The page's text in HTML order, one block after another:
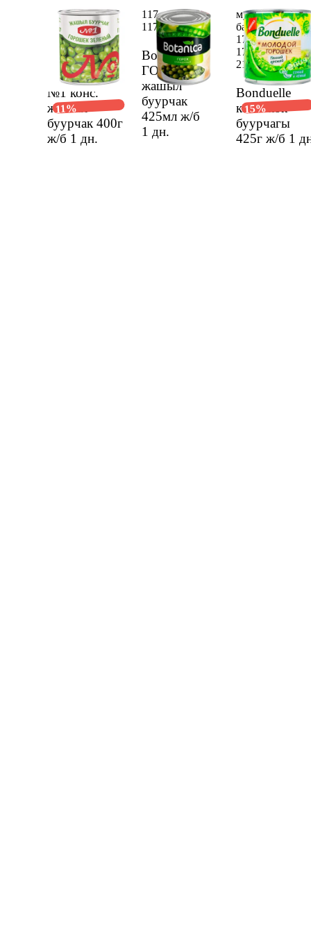
№1 конс.
жашыл
буурчак 400г
ж/б 1 дн.
мурдагы 101 сом
баанын ордуна
89,29 сом
89,29 сом
101 сом
11%
Botanica
ГОСТ ж/с
жашыл
буурчак
425мл ж/б
1 дн.
117 сом
117 сом
Bonduelle
конс. көк
буурчагы
425г ж/б 1
мурдагы 212
баанын ордуна
179,47 сом
179,47 сом
212 сом
15%